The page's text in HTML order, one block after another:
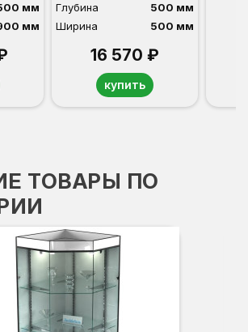
мм
мм
Глубина
500 мм
Ширина
500 мм
16 570 ₽
купить
ТОВАРЫ ПО